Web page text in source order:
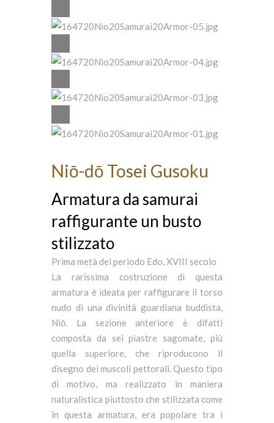
Niō-dō Tosei Gusoku
Armatura da samurai
raffigurante un busto
stilizzato
Prima metà del periodo Edo, XVIII secolo
La rarissima costruzione di questa
armatura è ideata per raffigurare il torso
nudo di una divinità guardiana buddista,
Niō. La sezione anteriore è difatti
composta da sei piastre sagomate, più
quella superiore, che riproducono il
disegno dei muscoli pettorali. Questo tipo
di motivo, ma realizzato in maniera
naturalistica piuttosto che stilizzata come
in questa armatura, era popolare tra i